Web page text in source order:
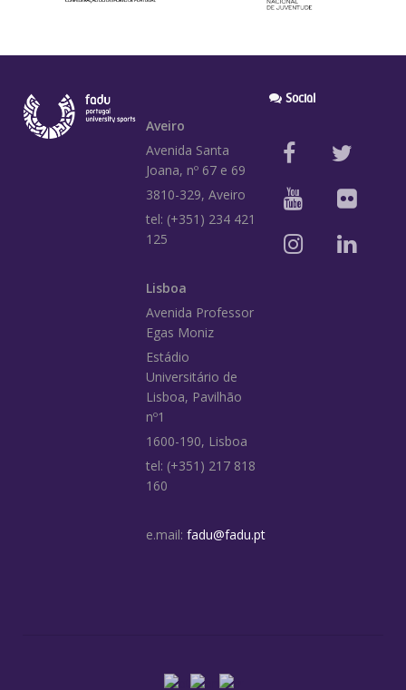
Aveiro
Avenida Santa
Joana, nº 67 e 69
3810-329, Aveiro
tel: (+351) 234 421
125
Lisboa
Avenida Professor
Egas Moniz
Estádio
Universitário de
Lisboa, Pavilhão
nº1
1600-190, Lisboa
tel: (+351) 217 818
160
e.mail: fadu@fadu.pt
Social